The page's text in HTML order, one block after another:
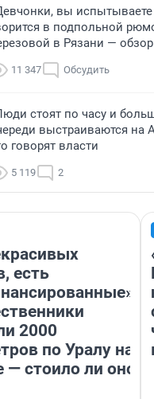
вы испытываете
в подпольной
в Рязани — обзор
11 347 Обсудить
стоят по часу и
выстраиваются на
говорят власти
5 119 2
есть
2000
по Уралу на
стоило ли оно